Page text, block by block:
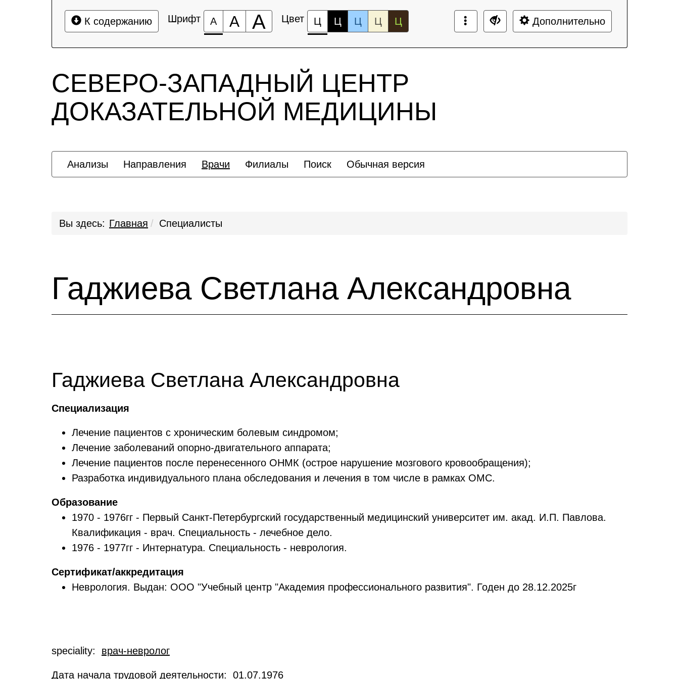
К содержанию Шрифт А А А Цвет Ц Ц Ц Ц Ц Дополнительно
СЕВЕРО-ЗАПАДНЫЙ ЦЕНТР
ДОКАЗАТЕЛЬНОЙ МЕДИЦИНЫ
Анализы Направления Врачи Филиалы Поиск Обычная версия
Вы здесь: Главная Специалисты
Гаджиева Светлана Александровна
Гаджиева Светлана Александровна
Специализация
Лечение пациентов с хроническим болевым синдромом;
Лечение заболеваний опорно-двигательного аппарата;
Лечение пациентов после перенесенного ОНМК (острое нарушение мозгового кровообращения);
Разработка индивидуального плана обследования и лечения в том числе в рамках ОМС.
Образование
1970 - 1976гг - Первый Санкт-Петербургский государственный медицинский университет им. акад. И.П. Павлова.
Квалификация - врач. Специальность - лечебное дело.
1976 - 1977гг - Интернатура. Специальность - неврология.
Сертификат/аккредитация
Неврология. Выдан: ООО "Учебный центр "Академия профессионального развития". Годен до 28.12.2025г
speciality: врач-невролог
Дата начала трудовой деятельности: 01.07.1976